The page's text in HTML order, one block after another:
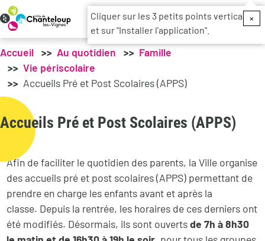
Menu
Accueil Au quotidien
Famille
Vie périscolaire
Accueils Pré et Post Scolaires (APPS)
Accueils Pré et Post Scolaires (APPS)
Afin de faciliter le quotidien des parents, la Ville organise
des accueils pré et post scolaires (APPS) permettant de
prendre en charge les enfants avant et après la
classe. Depuis la rentrée, les horaires de ces derniers ont
été modifiés. Désormais, ils sont ouvertsde 7h à 8h30
×
Cliquer sur les 3 petits points verticaux
et sur "Installer l'application".